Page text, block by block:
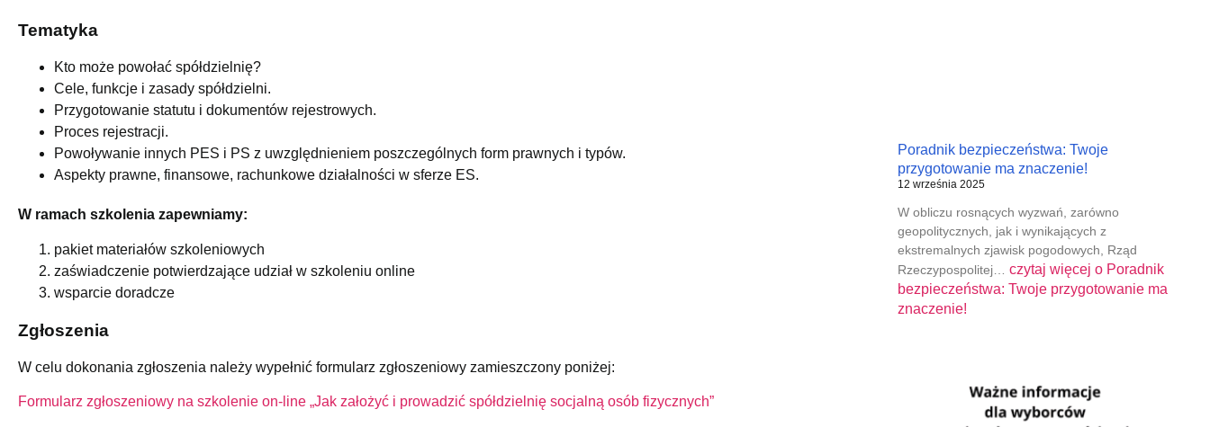
Tematyka
Kto może powołać spółdzielnię?
Cele, funkcje i zasady spółdzielni.
Przygotowanie statutu i dokumentów rejestrowych.
Proces rejestracji.
Powoływanie innych PES i PS z uwzględnieniem poszczególnych form prawnych i typów.
Aspekty prawne, finansowe, rachunkowe działalności w sferze ES.
W ramach szkolenia zapewniamy:
pakiet materiałów szkoleniowych
zaświadczenie potwierdzające udział w szkoleniu online
wsparcie doradcze
Zgłoszenia
W celu dokonania zgłoszenia należy wypełnić formularz zgłoszeniowy zamieszczony poniżej:
Formularz zgłoszeniowy na szkolenie on-line „Jak założyć i prowadzić spółdzielnię socjalną osób fizycznych”
Poradnik bezpieczeństwa: Twoje
przygotowanie ma znaczenie!
12 września 2025
W obliczu rosnących wyzwań, zarówno
geopolitycznych, jak i wynikających z
ekstremalnych zjawisk pogodowych, Rząd
Rzeczypospolitej… czytaj więcej oPoradnik
bezpieczeństwa: Twoje przygotowanie ma
znaczenie!